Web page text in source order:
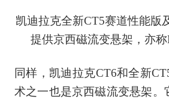
凯迪拉克全新CT5赛道性能版
提供京西磁流变悬架，亦
同样，凯迪拉克CT6和全新
术之一也是京西磁流变悬架。